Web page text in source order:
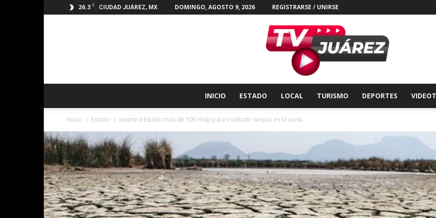
26.3 C CIUDAD JUÁREZ, MX DOMINGO, AGOSTO 9, 2026 REGISTRARSE / UNIRSE
Juárez
INICIO ESTADO LOCAL TURISMO DEPORTES
Inicio Estado Invertirá Estado más de 500 mdp para combatir sequía en la zona...